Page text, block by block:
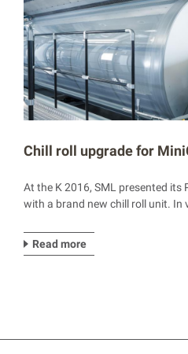
Chill roll upgrade for
At the K 2016, SML presented
with a brand new chill roll unit. In
Read more